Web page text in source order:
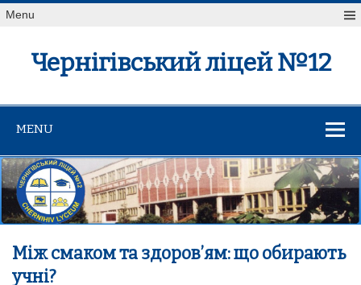
Menu
Чернігівський ліцей №12
MENU
Між смаком та здоров’ям: що обирають
учні?